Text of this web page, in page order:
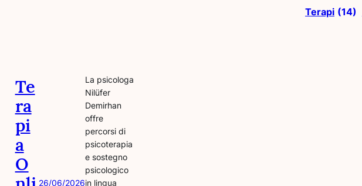
Terapi (14)
Te
ra
pi
a
O
26/06/2026
La psicologa
Nilüfer
Demirhan
offre
percorsi di
psicoterapia
e sostegno
psicologico
in lingua